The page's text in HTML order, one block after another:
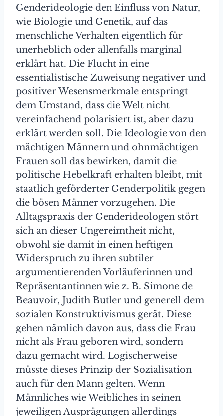
Genderideologie den Einfluss von Natur,
wie Biologie und Genetik, auf das
menschliche Verhalten eigentlich für
unerheblich oder allenfalls marginal
erklärt hat. Die Flucht in eine
essentialistische Zuweisung negativer und
positiver Wesensmerkmale entspringt
dem Umstand, dass die Welt nicht
vereinfachend polarisiert ist, aber dazu
erklärt werden soll. Die Ideologie von den
mächtigen Männern und ohnmächtigen
Frauen soll das bewirken, damit die
politische Hebelkraft erhalten bleibt, mit
staatlich geförderter Genderpolitik gegen
die bösen Männer vorzugehen. Die
Alltagspraxis der Genderideologen stört
sich an dieser Ungereimtheit nicht,
obwohl sie damit in einen heftigen
Widerspruch zu ihren subtiler
argumentierenden Vorläuferinnen und
Repräsentantinnen wie z. B. Simone de
Beauvoir, Judith Butler und generell dem
sozialen Konstruktivismus gerät. Diese
gehen nämlich davon aus, dass die Frau
nicht als Frau geboren wird, sondern
dazu gemacht wird. Logischerweise
müsste dieses Prinzip der Sozialisation
auch für den Mann gelten. Wenn
Männliches wie Weibliches in seinen
jeweiligen Ausprägungen allerdings